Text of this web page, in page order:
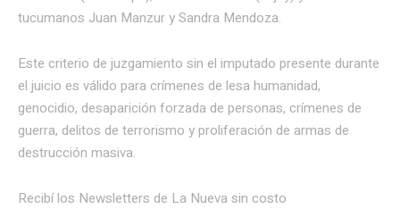
tucumanos Juan Manzur y Sandra Mendoza.
Este criterio de juzgamiento sin el imputado presente durante
el juicio es válido para crímenes de lesa humanidad,
genocidio, desaparición forzada de personas, crímenes de
guerra, delitos de terrorismo y proliferación de armas de
destrucción masiva.
Recibí los Newsletters de La Nueva sin costo